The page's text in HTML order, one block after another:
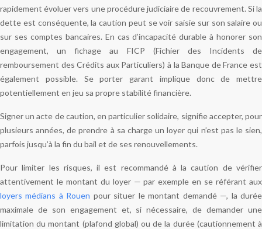
rapidement évoluer vers une procédure judiciaire de recouvrement. Si la
dette est conséquente, la caution peut se voir saisie sur son salaire ou
sur ses comptes bancaires. En cas d’incapacité durable à honorer son
engagement, un fichage au FICP (Fichier des Incidents de
remboursement des Crédits aux Particuliers) à la Banque de France est
également possible. Se porter garant implique donc de mettre
potentiellement en jeu sa propre stabilité financière.
Signer un acte de caution, en particulier solidaire, signifie accepter, pour
plusieurs années, de prendre à sa charge un loyer qui n’est pas le sien,
parfois jusqu’à la fin du bail et de ses renouvellements.
Pour limiter les risques, il est recommandé à la caution de vérifier
attentivement le montant du loyer — par exemple en se référant aux
loyers médians à Rouen pour situer le montant demandé —, la durée
maximale de son engagement et, si nécessaire, de demander une
limitation du montant (plafond global) ou de la durée (cautionnement à